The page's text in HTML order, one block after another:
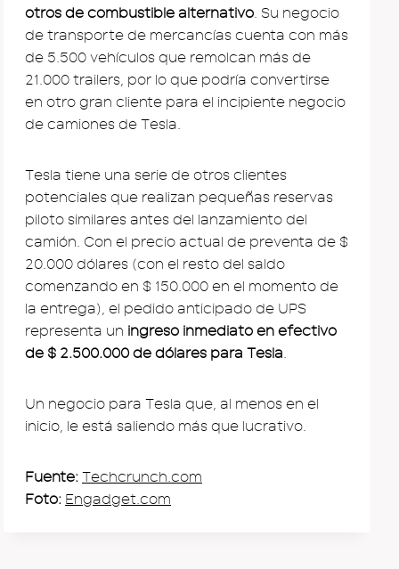
otros de combustible alternativo. Su negocio
de transporte de mercancías cuenta con más
de 5.500 vehículos que remolcan más de
21.000 trailers, por lo que podría convertirse
en otro gran cliente para el incipiente negocio
de camiones de Tesla.
Tesla tiene una serie de otros clientes
potenciales que realizan pequeñas reservas
piloto similares antes del lanzamiento del
camión. Con el precio actual de preventa de $
20.000 dólares (con el resto del saldo
comenzando en $ 150.000 en el momento de
la entrega), el pedido anticipado de UPS
representa un ingreso inmediato en efectivo
de $ 2.500.000 de dólares para Tesla.
Un negocio para Tesla que, al menos en el
inicio, le está saliendo más que lucrativo.
Fuente: Techcrunch.com
Foto: Engadget.com